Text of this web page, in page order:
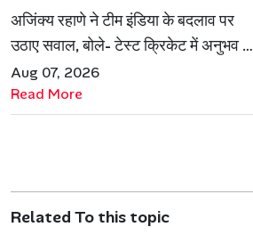
अजिंक्य रहाणे ने टीम इंडिया के बदलाव पर
उठाए सवाल, बोले- टेस्ट क्रिकेट में अनुभव की
जरूरत हमेशा रहेगी
Aug 07, 2026
Read More
Related To this topic